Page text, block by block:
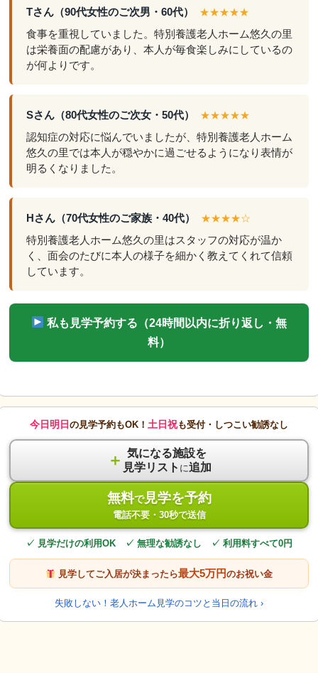
Tさん（90代女性のご次男・60代） ★★★★★
食事を重視していました。特別養護老人ホーム悠久の里
は栄養面の配慮があり、本人が毎食楽しみにしているの
が何よりです。
Sさん（80代女性のご次女・50代） ★★★★★
認知症の対応に悩んでいましたが、特別養護老人ホーム
悠久の里では本人が穏やかに過ごせるようになり表情が
明るくなりました。
Hさん（70代女性のご家族・40代） ★★★★☆
特別養護老人ホーム悠久の里はスタッフの対応が温か
く、面会のたびに本人の様子を細かく教えてくれて信頼
しています。
私も見学予約する（24時間以内に折り返し・無
料）
今日明日 の見学予約もOK！ 土日祝も受付・しつこい勧誘なし
＋ 気になる施設を
見学リスト に追加
無料で見学を予約
電話不要・30秒で送信
✓ 見学だけの利用OK ✓ 無理な勧誘なし ✓ 利用料すべて0円
見学してご入居が決まったら最大5万円のお祝い金
失敗しない！老人ホーム見学のコツと当日の流れ ›